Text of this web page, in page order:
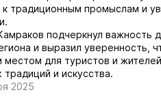
к традиционным промыслам и
подчеркнул важность
и выразил уверенность,
местом для туристов и
и искусства.
2025